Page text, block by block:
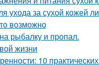
ухода за сухой кожей
возможно
рыбалку и пропал.
жизни
10